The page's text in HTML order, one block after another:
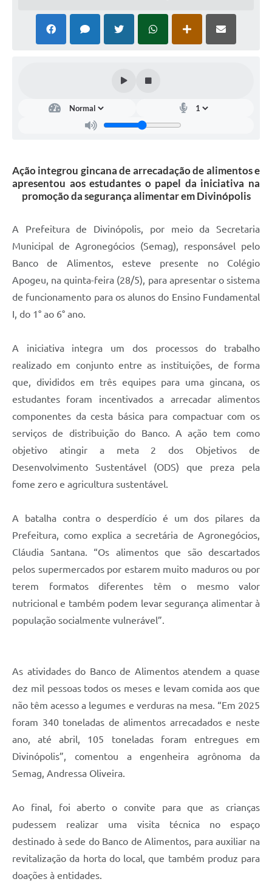
Ação integrou gincana de arrecadação de alimentos e
apresentou aos estudantes o papel da iniciativa na
promoção da segurança alimentar em Divinópolis
A Prefeitura de Divinópolis, por meio da Secretaria
Municipal de Agronegócios (Semag), responsável pelo
Banco de Alimentos, esteve presente no Colégio
Apogeu, na quinta-feira (28/5), para apresentar o sistema
de funcionamento para os alunos do Ensino Fundamental
I, do 1° ao 6° ano.
A iniciativa integra um dos processos do trabalho
realizado em conjunto entre as instituições, de forma
que, divididos em três equipes para uma gincana, os
estudantes foram incentivados a arrecadar alimentos
componentes da cesta básica para compactuar com os
serviços de distribuição do Banco. A ação tem como
objetivo atingir a meta 2 dos Objetivos de
Desenvolvimento Sustentável (ODS) que preza pela
fome zero e agricultura sustentável.
A batalha contra o desperdício é um dos pilares da
Prefeitura, como explica a secretária de Agronegócios,
Cláudia Santana. “Os alimentos que são descartados
pelos supermercados por estarem muito maduros ou por
terem formatos diferentes têm o mesmo valor
nutricional e também podem levar segurança alimentar à
população socialmente vulnerável”.
As atividades do Banco de Alimentos atendem a quase
dez mil pessoas todos os meses e levam comida aos que
não têm acesso a legumes e verduras na mesa. “Em 2025
foram 340 toneladas de alimentos arrecadados e neste
ano, até abril, 105 toneladas foram entregues em
Divinópolis”, comentou a engenheira agrônoma da
Semag, Andressa Oliveira.
Ao final, foi aberto o convite para que as crianças
pudessem realizar uma visita técnica no espaço
destinado à sede do Banco de Alimentos, para auxiliar na
revitalização da horta do local, que também produz para
doações à entidades.